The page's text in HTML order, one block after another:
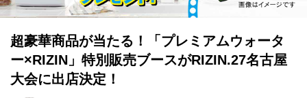
超豪華商品が当たる！「プレミアムウォータ
ー×RIZIN」特別販売ブースがRIZIN.27名古屋
大会に出店決定！